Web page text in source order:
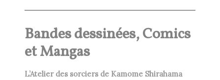
Bandes dessinées, Comics
et Mangas
L’Atelier des sorciers de Kamome Shirahama